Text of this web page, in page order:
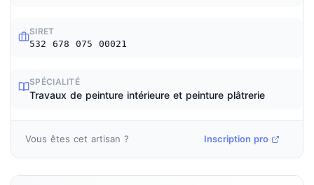
SIRET
532 678 075 00021
SPÉCIALITÉ
Travaux de peinture intérieure et peinture plâtrerie
Vous êtes cet artisan ? Inscription pro